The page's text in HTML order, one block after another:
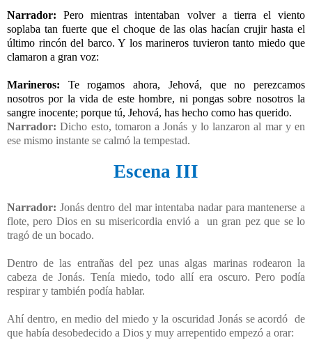
Narrador: Pero mientras intentaban volver a tierra el viento
soplaba tan fuerte que el choque de las olas hacían crujir hasta el
último rincón del barco. Y los marineros tuvieron tanto miedo que
clamaron a gran voz:
Marineros: Te rogamos ahora, Jehová, que no perezcamos
nosotros por la vida de este hombre, ni pongas sobre nosotros la
sangre inocente; porque tú, Jehová, has hecho como has querido.
Narrador: Dicho esto, tomaron a Jonás y lo lanzaron al mar y en
ese mismo instante se calmó la tempestad.
Escena III
Narrador: Jonás dentro del mar intentaba nadar para mantenerse a
flote, pero Dios en su misericordia envió a
un gran pez que se lo
tragó de un bocado.
Dentro de las entrañas del pez unas algas marinas rodearon la
cabeza de Jonás. Tenía miedo, todo allí era oscuro. Pero podía
respirar y también podía hablar.
Ahí dentro, en medio del miedo y la oscuridad Jonás se acordó de
que había desobedecido a Dios y muy arrepentido empezó a orar: